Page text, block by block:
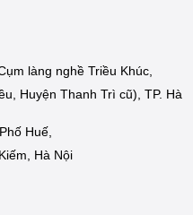
bởi Tập đoàn KANGAROO
được qui định trong phiếu
gian bảo hành chính hãng.
hệ
làng nghề Triều Khúc,
Huyện Thanh Trì cũ), TP. Hà
Huế,
Hà Nội